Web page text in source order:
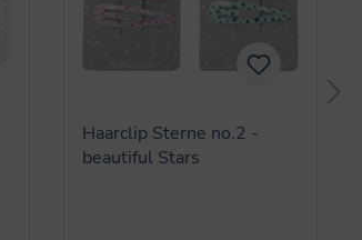
Haarclip Sterne no.2 -
beautiful Stars